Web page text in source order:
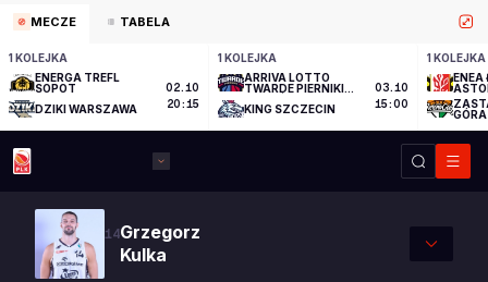
MECZE TABELA
1 KOLEJKA
ENERGA TREFL
SOPOT
DZIKI WARSZAWA
02.10
20:15
1 KOLEJKA
ARRIVA LOTTO
TWARDE PIERNIKI
KING SZCZECIN
03.10
15:00
1 KOLEJKA
ENEA
GÓRA
14Grzegorz
Kulka